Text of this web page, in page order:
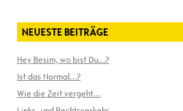
NEUESTE BEITRÄGE
Hey Besim, wo bist Du…?
Ist das Normal…?
Wie die Zeit vergeht…